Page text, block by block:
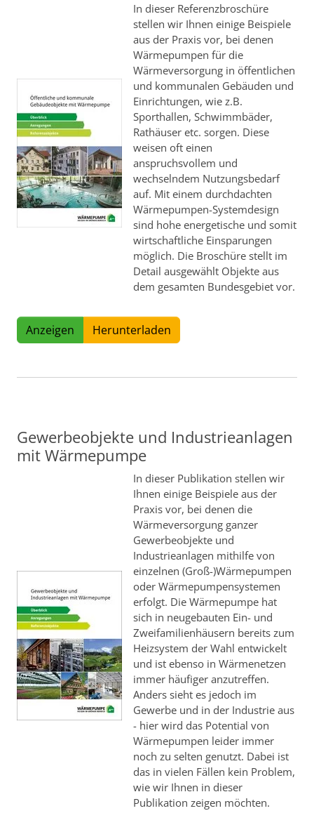
In dieser Referenzbroschüre
stellen wir Ihnen einige Beispiele
aus der Praxis vor, bei denen
Wärmepumpen für die
Wärmeversorgung in öffentlichen
und kommunalen Gebäuden und
Einrichtungen, wie z.B.
Sporthallen, Schwimmbäder,
Rathäuser etc. sorgen. Diese
weisen oft einen
anspruchsvollem und
wechselndem Nutzungsbedarf
auf. Mit einem durchdachten
Wärmepumpen-Systemdesign
sind hohe energetische und somit
wirtschaftliche Einsparungen
möglich. Die Broschüre stellt im
Detail ausgewählt Objekte aus
dem gesamten Bundesgebiet vor.
Anzeigen Herunterladen
Gewerbeobjekte und Industrieanlagen
mit Wärmepumpe
In dieser Publikation stellen wir
Ihnen einige Beispiele aus der
Praxis vor, bei denen die
Wärmeversorgung ganzer
Gewerbeobjekte und
Industrieanlagen mithilfe von
einzelnen (Groß-)Wärmepumpen
oder Wärmepumpensystemen
erfolgt. Die Wärmepumpe hat
sich in neugebauten Ein- und
Zweifamilienhäusern bereits zum
Heizsystem der Wahl entwickelt
und ist ebenso in Wärmenetzen
immer häufiger anzutreffen.
Anders sieht es jedoch im
Gewerbe und in der Industrie aus
- hier wird das Potential von
Wärmepumpen leider immer
noch zu selten genutzt. Dabei ist
das in vielen Fällen kein Problem,
wie wir Ihnen in dieser
Publikation zeigen möchten.